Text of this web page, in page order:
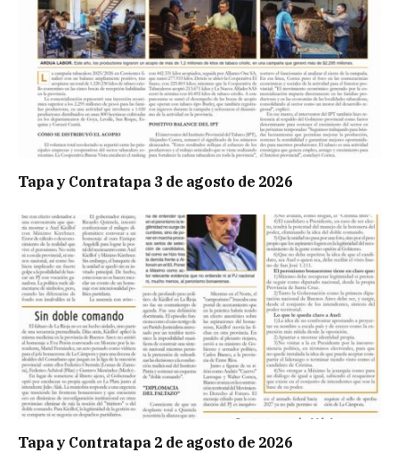
Tapa y Contratapa 3 de agosto de 2026
Tapa y Contratapa 2 de agosto de 2026